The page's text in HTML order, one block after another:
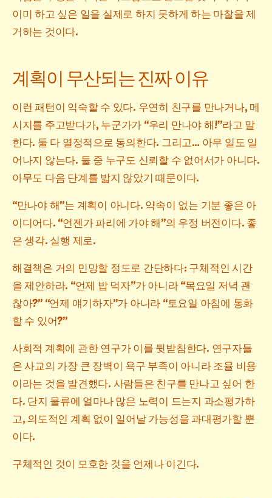
이미 하고 싶은 일을 실제로 하지 못하게 하는 마찰을 제
거하는 것이다.
계획이 무산되는 진짜 이유
이런 패턴이 익숙할 수 있다. 우연히 친구를 만나거나, 메
시지를 주고받다가, 누군가가 “우리 만나야 해!”라고 말
한다. 둘 다 열정적으로 동의한다. 그리고… 아무 일도 일
어나지 않는다. 둘 중 누구도 신뢰할 수 없어서가 아니다.
아무도 다음 단계를 밟지 않았기 때문이다.
“만나야 해”는 계획이 아니다. 약속이 없는 기분 좋은 아
이디어다. “언젠가 파리에 가야 해”의 우정 버전이다. 좋
은 생각. 실행 제로.
해결책은 거의 민망할 정도로 간단하다: 구체적인 시간
을 제안하라. “언제 밥 먹자”가 아니라 “목요일 저녁 괜
찮아?” “언제 얘기하자”가 아니라 “토요일 아침에 통화
할 수 있어?”
사회적 계획에 관한 연구가 이를 뒷받침한다. 연구자들
은 사교의 가장 큰 장벽이 욕구 부족이 아니라 조율 비용
이라는 것을 발견했다. 사람들은 친구를 만나고 싶어 한
다. 단지 물류에 얼마나 많은 노력이 드는지 과소평가하
고, 의도적인 계획 없이 일어날 가능성을 과대평가할 뿐
이다.
구체적인 것이 모호한 것을 언제나 이긴다.